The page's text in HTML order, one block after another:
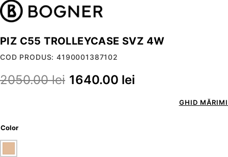
PIZ C55 TROLLEYCASE SVZ 4W
COD PRODUS: 4190001387102
2050.00lei 1640.00 lei
GHID MĂRIMI
Color